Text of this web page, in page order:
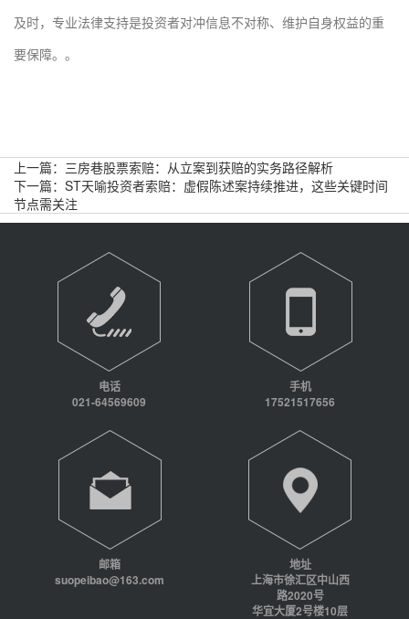
及时，专业法律支持是投资者对冲信息不对称、维护自身权益的重
要保障。。
上一篇： 三房巷股票索赔：从立案到获赔的实务路径解析
下一篇： ST天喻投资者索赔：虚假陈述案持续推进，这些关键时间
节点需关注
电话
021-64569609
手机
17521517656
邮箱
suopeibao@163.com
地址
上海市徐汇区中山西
路2020号
华宜大厦2号楼10层